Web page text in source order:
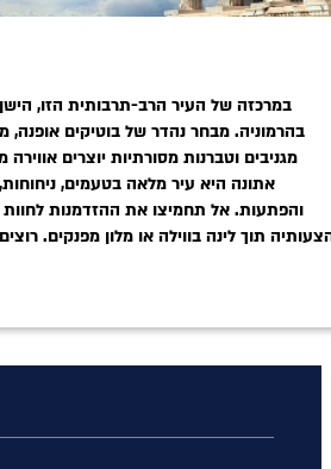
תוך לינה בווילה או מלון מפנקים.